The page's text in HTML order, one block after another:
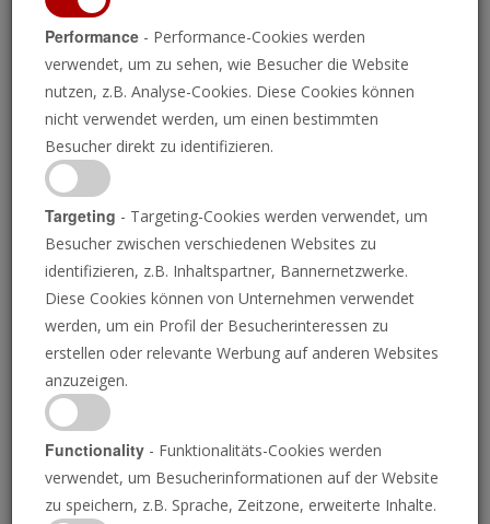
GERBRAND VAN DEN EECKHOUT
Wer ist der Jerobeam der
heutigen Zeit?
Die biblische Prophetie enthüllt, wer er ist und
in welchem Land er heute regiert. Sie müssen
Performance - Performance-Cookies werden
verwendet, um zu sehen, wie Besucher die Website
nutzen, z.B. Analyse-Cookies. Diese Cookies können
nicht verwendet werden, um einen bestimmten
Besucher direkt zu identifizieren.
Targeting - Targeting-Cookies werden verwendet, um
Besucher zwischen verschiedenen Websites zu
identifizieren, z.B. Inhaltspartner, Bannernetzwerke.
Diese Cookies können von Unternehmen verwendet
werden, um ein Profil der Besucherinteressen zu
erstellen oder relevante Werbung auf anderen Websites
anzuzeigen.
Functionality - Funktionalitäts-Cookies werden
verwendet, um Besucherinformationen auf der Website
zu speichern, z.B. Sprache, Zeitzone, erweiterte Inhalte.